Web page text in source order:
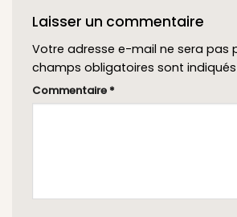
Laisser un commentaire
Votre adresse e-mail ne sera pas
champs obligatoires sont
Commentaire *